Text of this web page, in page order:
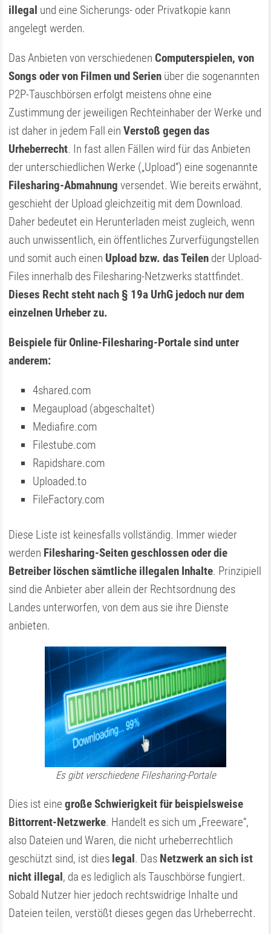
illegal und eine Sicherungs- oder Privatkopie kann
angelegt werden.
Das Anbieten von verschiedenenComputerspielen, von
Songs oder von Filmen und Serien über die sogenannten
P2P-Tauschbörsen erfolgt meistens ohne eine
Zustimmung der jeweiligen Rechteinhaber der Werke und
ist daher in jedem Fall einVerstoß gegen das
Urheberrecht. In fast allen Fällen wird für das Anbieten
der unterschiedlichen Werke („Upload“) eine sogenannte
Filesharing-Abmahnung versendet. Wie bereits erwähnt,
geschieht der Upload gleichzeitig mit dem Download.
Daher bedeutet ein Herunterladen meist zugleich, wenn
auch unwissentlich, ein öffentliches Zurverfügungstellen
und somit auch einen Upload bzw. das Teilen der Upload-
Files innerhalb des Filesharing-Netzwerks stattfindet.
Dieses Recht steht nach § 19a UrhG jedoch nur dem
einzelnen Urheber zu.
Beispiele für Online-Filesharing-Portale sind unter
anderem:
4shared.com
Megaupload (abgeschaltet)
Mediafire.com
Filestube.com
Rapidshare.com
Uploaded.to
FileFactory.com
Diese Liste ist keinesfalls vollständig. Immer wieder
werden Filesharing-Seiten geschlossen oder die
Betreiber löschen sämtliche illegalen Inhalte. Prinzipiell
sind die Anbieter aber allein der Rechtsordnung des
Landes unterworfen, von dem aus sie ihre Dienste
anbieten.
Es gibt verschiedene Filesharing-Portale
Dies ist einegroße Schwierigkeit für beispielsweise
Bittorrent-Netzwerke. Handelt es sich um „Freeware“,
also Dateien und Waren, die nicht urheberrechtlich
geschützt sind, ist dies legal. Das Netzwerk an sich ist
nicht illegal, da es lediglich als Tauschbörse fungiert.
Sobald Nutzer hier jedoch rechtswidrige Inhalte und
Dateien teilen, verstößt dieses gegen das Urheberrecht.